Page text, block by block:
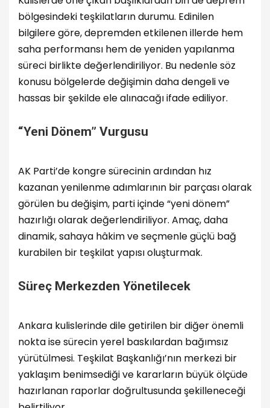
bölgesindeki teşkilatların durumu. Edinilen
bilgilere göre, depremden etkilenen illerde hem
saha performansı hem de yeniden yapılanma
süreci birlikte değerlendiriliyor. Bu nedenle söz
konusu bölgelerde değişimin daha dengeli ve
hassas bir şekilde ele alınacağı ifade ediliyor.
“Yeni Dönem” Vurgusu
AK Parti’de kongre sürecinin ardından hız
kazanan yenilenme adımlarının bir parçası olarak
görülen bu değişim, parti içinde “yeni dönem”
hazırlığı olarak değerlendiriliyor. Amaç, daha
dinamik, sahaya hâkim ve seçmenle güçlü bağ
kurabilen bir teşkilat yapısı oluşturmak.
Süreç Merkezden Yönetilecek
Ankara kulislerinde dile getirilen bir diğer önemli
nokta ise sürecin yerel baskılardan bağımsız
yürütülmesi. Teşkilat Başkanlığı’nın merkezi bir
yaklaşım benimsediği ve kararların büyük ölçüde
hazırlanan raporlar doğrultusunda şekilleneceği